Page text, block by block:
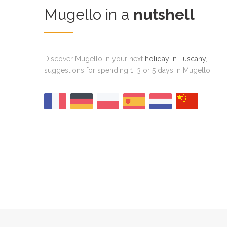
Mugello in a nutshell
Discover Mugello in your next holiday in Tuscany
suggestions for spending 1, 3 or 5 days in Mugello